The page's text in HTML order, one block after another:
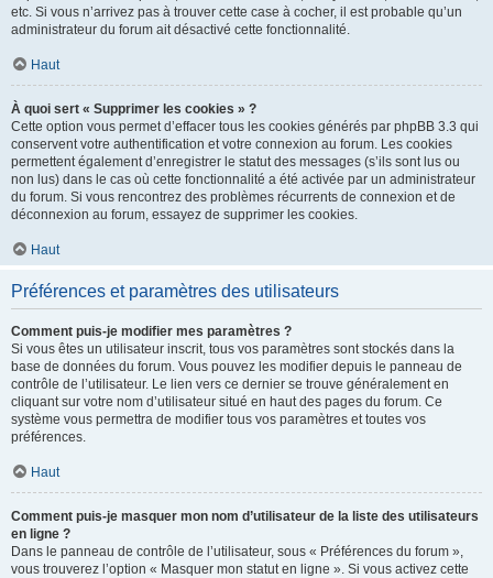
etc. Si vous n’arrivez pas à trouver cette case à cocher, il est probable qu’un
administrateur du forum ait désactivé cette fonctionnalité.
Haut
À quoi sert « Supprimer les cookies » ?
Cette option vous permet d’effacer tous les cookies générés par phpBB 3.3 qui
conservent votre authentification et votre connexion au forum. Les cookies
permettent également d’enregistrer le statut des messages (s’ils sont lus ou
non lus) dans le cas où cette fonctionnalité a été activée par un administrateur
du forum. Si vous rencontrez des problèmes récurrents de connexion et de
déconnexion au forum, essayez de supprimer les cookies.
Haut
Préférences et paramètres des utilisateurs
Comment puis-je modifier mes paramètres ?
Si vous êtes un utilisateur inscrit, tous vos paramètres sont stockés dans la
base de données du forum. Vous pouvez les modifier depuis le panneau de
contrôle de l’utilisateur. Le lien vers ce dernier se trouve généralement en
cliquant sur votre nom d’utilisateur situé en haut des pages du forum. Ce
système vous permettra de modifier tous vos paramètres et toutes vos
préférences.
Haut
Comment puis-je masquer mon nom d’utilisateur de la liste des utilisateurs
en ligne ?
Dans le panneau de contrôle de l’utilisateur, sous « Préférences du forum »,
vous trouverez l’option « Masquer mon statut en ligne ». Si vous activez cette